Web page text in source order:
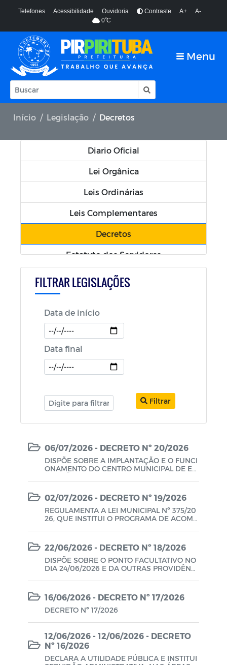
Telefones Acessibilidade Ouvidoria Contraste A+
A-
0ºC
Menu
Início Legislação Decretos
Diario Oficial
Lei Orgânica
Leis Ordinárias
Leis Complementares
Decretos
Estatuto dos Servidores
Código Tributário
Política Nacional Aldir Blanc (PNAB)
Decretos COVID-19
Portarias
FILTRAR LEGISLAÇÕES
Data de início
Data final
Filtrar
06/07/2026 - DECRETO Nº 20/2026
DISPÕE SOBRE A IMPLANTAÇÃO E O FUNCI
ONAMENTO DO CENTRO MUNICIPAL DE ED
CRETARIA MUNICIPAL DE EDUCAÇÃO DO M
UNICÍPIO DE PIRPIRITUBA/PB, E DÁ OUTRA
S PROVIDÊNCIAS.
02/07/2026 - DECRETO Nº 19/2026
REGULAMENTA A LEI MUNICIPAL Nº 375/20
26, QUE INSTITUI O PROGRAMA DE ACOMP
UNICIPAL DE EDUCAÇÃO DE PIRPIRITUBA-
PB.
22/06/2026 - DECRETO Nº 18/2026
DISPÕE SOBRE O PONTO FACULTATIVO NO
DIA 24/06/2026 E DA OUTRAS PROVIDÊNCI
16/06/2026 - DECRETO Nº 17/2026
DECRETO Nº 17/2026
12/06/2026 - 12/06/2026 - DECRETO
Nº 16/2026
DECLARA A UTILIDADE PÚBLICA E INSTITUI